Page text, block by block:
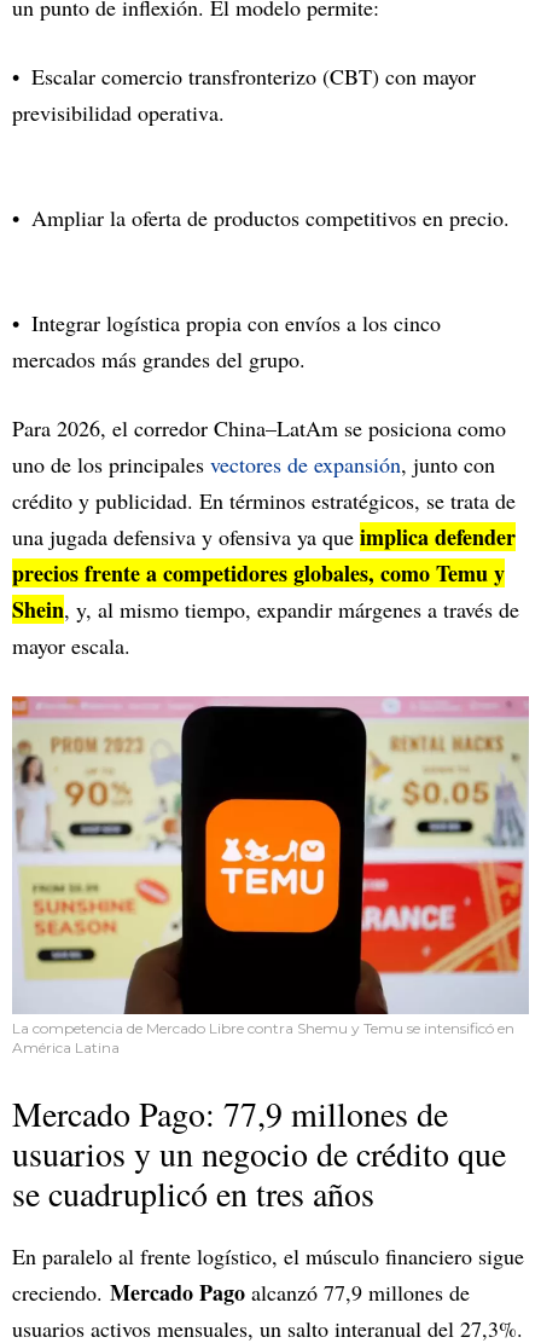
un punto de inflexión. El modelo permite:
Escalar comercio transfronterizo (CBT) con mayor
previsibilidad operativa.
Ampliar la oferta de productos competitivos en precio.
Integrar logística propia con envíos a los cinco
mercados más grandes del grupo.
Para 2026, el corredor China–LatAm se posiciona como
uno de los principales vectores de expansión, junto con
crédito y publicidad. En términos estratégicos, se trata de
una jugada defensiva y ofensiva ya que implica defender
precios frente a competidores globales, como Temu y
Shein, y, al mismo tiempo, expandir márgenes a través de
mayor escala.
La competencia de Mercado Libre contra Shemu y Temu se intensificó en
América Latina
Mercado Pago: 77,9 millones de
usuarios y un negocio de crédito que
se cuadruplicó en tres años
En paralelo al frente logístico, el músculo financiero sigue
creciendo. Mercado Pago alcanzó 77,9 millones de
usuarios activos mensuales, un salto interanual del 27,3%.